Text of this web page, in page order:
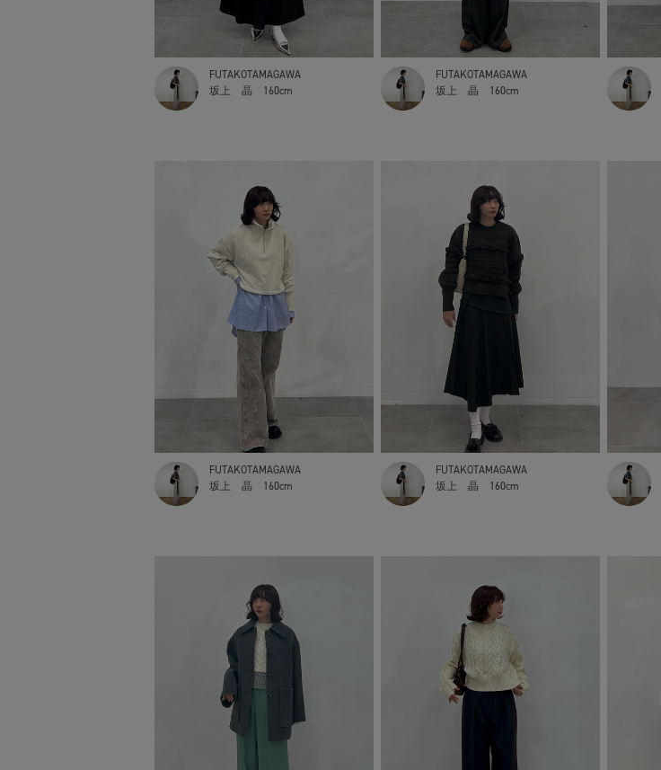
FUTAKOTAMAGAWA
坂上 晶
160cm
FUTAKOTAMAGAWA
坂上 晶
160cm
FUTAKOTAMAGAWA
坂上 晶
160cm
FUTAKOTAMAGAWA
坂上 晶
160cm